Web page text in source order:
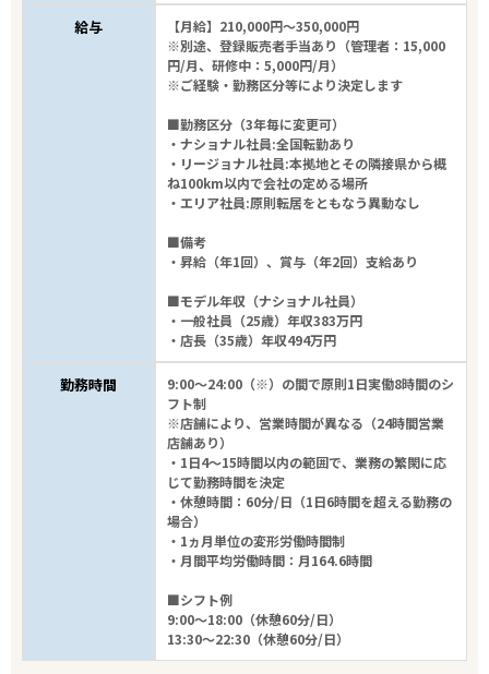
給与
【月給】210,000円～350,000円
※別途、登録販売者手当あり（管理者：15,000
円/月、研修中：5,000円/月）
※ご経験・勤務区分等により決定します
■勤務区分（3年毎に変更可）
・ナショナル社員:全国転勤あり
・リージョナル社員:本拠地とその隣接県から概
ね100km以内で会社の定める場所
・エリア社員:原則転居をともなう異動なし
■備考
・昇給（年1回）、賞与（年2回）支給あり
■モデル年収（ナショナル社員）
・一般社員（25歳）年収383万円
・店長（35歳）年収494万円
勤務時間
9:00～24:00（※）の間で原則1日実働8時間のシ
フト制
※店舗により、営業時間が異なる（24時間営業
店舗あり）
・1日4～15時間以内の範囲で、業務の繁閑に応
じて勤務時間を決定
・休憩時間：60分/日（1日6時間を超える勤務の
場合）
・1ヵ月単位の変形労働時間制
・月間平均労働時間：月164.6時間
■シフト例
9:00～18:00（休憩60分/日）
13:30～22:30（休憩60分/日）